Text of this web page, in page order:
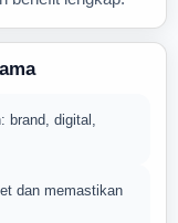
brand, digital,
dan memastikan